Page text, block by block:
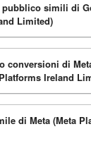
simili di
Limited)
conversioni di
Ireland
di Meta (Meta